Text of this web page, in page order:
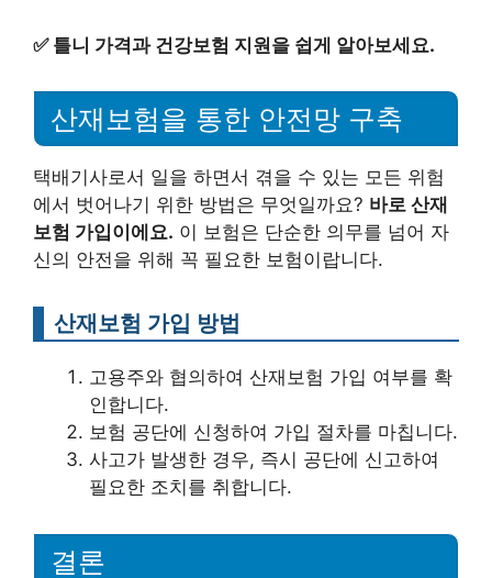
✅ 틀니 가격과 건강보험 지원을 쉽게 알아보세요.
산재보험을 통한 안전망 구축
택배기사로서 일을 하면서 겪을 수 있는 모든 위험
에서 벗어나기 위한 방법은 무엇일까요? 바로 산재
보험 가입이에요. 이 보험은 단순한 의무를 넘어 자
신의 안전을 위해 꼭 필요한 보험이랍니다.
산재보험 가입 방법
고용주와 협의하여 산재보험 가입 여부를 확
인합니다.
보험 공단에 신청하여 가입 절차를 마칩니다.
사고가 발생한 경우, 즉시 공단에 신고하여
필요한 조치를 취합니다.
결론